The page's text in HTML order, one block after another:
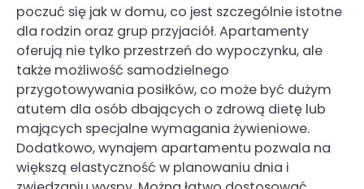
poczuć się jak w domu, co jest szczególnie istotne
dla rodzin oraz grup przyjaciół. Apartamenty
oferują nie tylko przestrzeń do wypoczynku, ale
także możliwość samodzielnego
przygotowywania posiłków, co może być dużym
atutem dla osób dbających o zdrową dietę lub
mających specjalne wymagania żywieniowe.
Dodatkowo, wynajem apartamentu pozwala na
większą elastyczność w planowaniu dnia i